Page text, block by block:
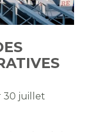
30 juillet